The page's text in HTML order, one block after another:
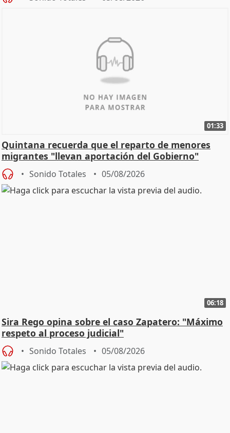
01:33
Quintana recuerda que el reparto de menores
migrantes "llevan aportación del Gobierno"
central
Sonido Totales 05/08/2026
06:18
Sira Rego opina sobre el caso Zapatero: "Máximo
respeto al proceso judicial"
Sonido Totales 05/08/2026